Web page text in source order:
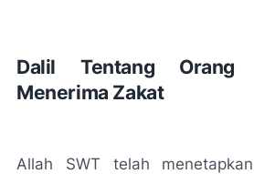
Dalil Tentang Orang
Menerima Zakat
Allah SWT telah